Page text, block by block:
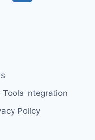
Tools Integration
Policy